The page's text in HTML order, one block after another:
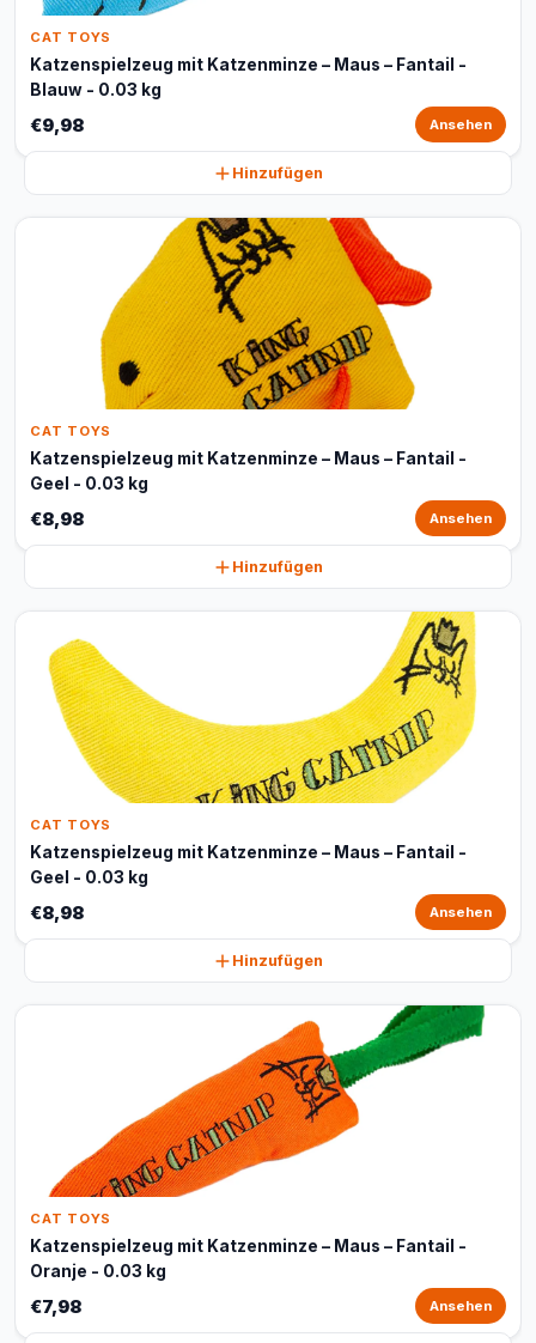
CAT TOYS
Katzenspielzeug mit Katzenminze – Maus – Fantail -
Blauw - 0.03 kg
€9,98 Ansehen
Hinzufügen
CAT TOYS
Katzenspielzeug mit Katzenminze – Maus – Fantail -
Geel - 0.03 kg
€8,98 Ansehen
Hinzufügen
CAT TOYS
Katzenspielzeug mit Katzenminze – Maus – Fantail -
Geel - 0.03 kg
€8,98 Ansehen
Hinzufügen
CAT TOYS
Katzenspielzeug mit Katzenminze – Maus – Fantail -
Oranje - 0.03 kg
€7,98 Ansehen